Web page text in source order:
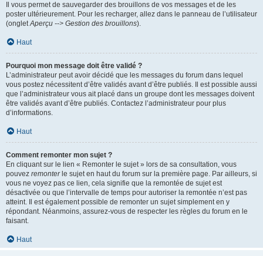
Il vous permet de sauvegarder des brouillons de vos messages et de les
poster ultérieurement. Pour les recharger, allez dans le panneau de l’utilisateur
(ongletAperçu --> Gestion des brouillons).
Haut
Pourquoi mon message doit être validé ?
L’administrateur peut avoir décidé que les messages du forum dans lequel
vous postez nécessitent d’être validés avant d’être publiés. Il est possible aussi
que l’administrateur vous ait placé dans un groupe dont les messages doivent
être validés avant d’être publiés. Contactez l’administrateur pour plus
d’informations.
Haut
Comment remonter mon sujet ?
En cliquant sur le lien « Remonter le sujet » lors de sa consultation, vous
pouvez remonterle sujet en haut du forum sur la première page. Par ailleurs, si
vous ne voyez pas ce lien, cela signifie que la remontée de sujet est
désactivée ou que l’intervalle de temps pour autoriser la remontée n’est pas
atteint. Il est également possible de remonter un sujet simplement en y
répondant. Néanmoins, assurez-vous de respecter les règles du forum en le
faisant.
Haut